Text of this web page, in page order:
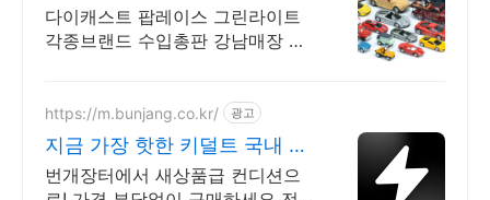
센스있는 선물 수입미니카총판
다이캐스트 팝레이스 그린라이트
각종브랜드 수입총판 강남매장 주
https://m.bunjang.co.kr/ 광고
지금 가장 핫한 키덜트 국내 최
대 브랜드 중고거래
번개장터에서 새상품급 컨디션으